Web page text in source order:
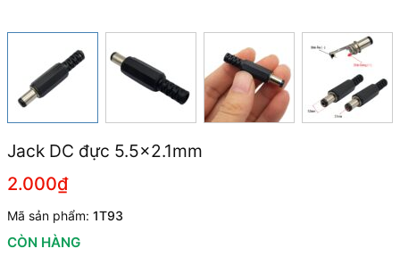
Jack DC đực 5.5x2.1mm
2.000₫
Mã sản phẩm: 1T93
CÒN HÀNG